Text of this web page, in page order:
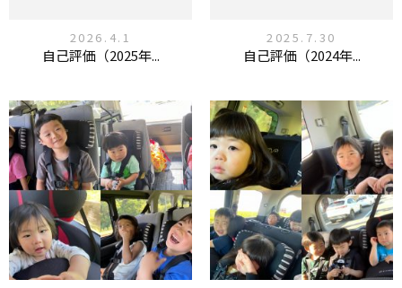
2026.4.1
自己評価（2025年...
2025.7.30
自己評価（2024年...